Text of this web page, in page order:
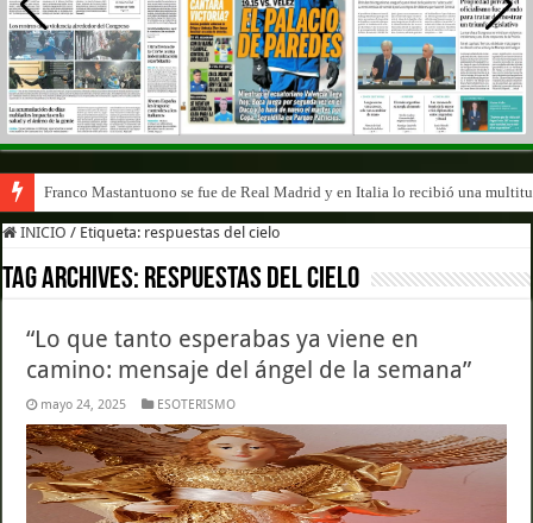
Franco Mastantuono se fue de Real Madrid y en Italia lo recibió una
INICIO / Etiqueta: respuestas del cielo
Tag Archives: respuestas del cielo
“Lo que tanto esperabas ya viene en
camino: mensaje del ángel de la semana”
mayo 24, 2025 ESOTERISMO